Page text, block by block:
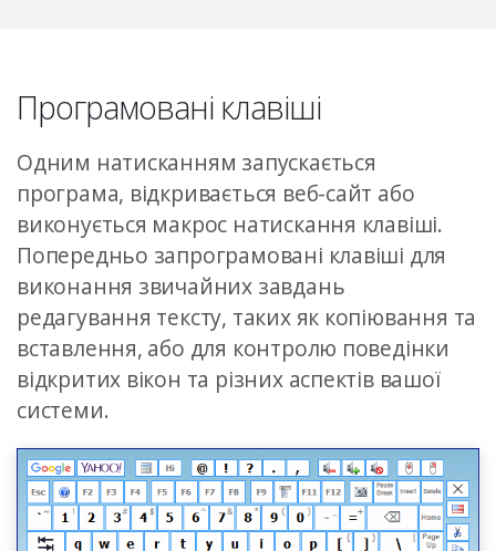
Програмовані клавіші
Одним натисканням запускається
програма, відкривається веб-сайт або
виконується макрос натискання клавіші.
Попередньо запрограмовані клавіші для
виконання звичайних завдань
редагування тексту, таких як копіювання та
вставлення, або для контролю поведінки
відкритих вікон та різних аспектів вашої
системи.